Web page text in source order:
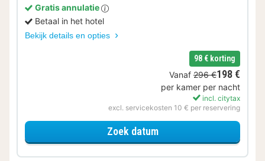
Gratis annulatie
Betaal in het hotel
Bekijk details en opties
98 € korting
Vanaf 296 €198 €
per kamer per nacht
incl. citytax
excl. servicekosten 10 € per reservering
Zoek datumvoor Later Uitchecken